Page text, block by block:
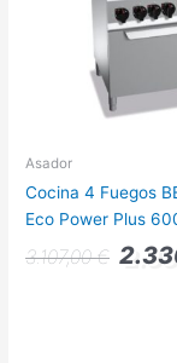
Asador
Cocina 4 Fuegos
Eco Power Plus
3.107,00€